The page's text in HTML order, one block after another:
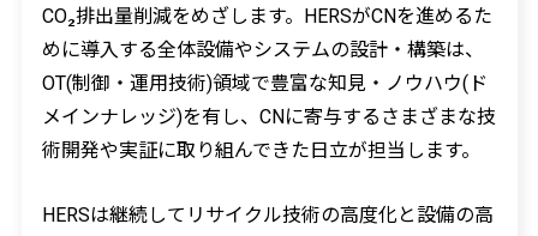
CO₂排出量削減をめざします。HERSがCNを進めるた
めに導入する全体設備やシステムの設計・構築は、
OT(制御・運用技術)領域で豊富な知見・ノウハウ(ド
メインナレッジ)を有し、CNに寄与するさまざまな技
術開発や実証に取り組んできた日立が担当します。
HERSは継続してリサイクル技術の高度化と設備の高